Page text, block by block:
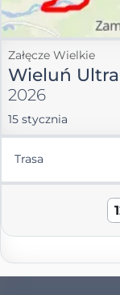
Załęcze Wielkie
Wieluń Ultra
2026
15 stycznia
Trasa